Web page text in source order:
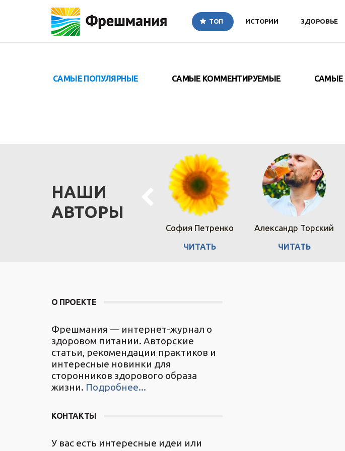
ТОП ИСТОРИИ ЗДОРОВЬЕ
САМЫЕ ПОПУЛЯРНЫЕ САМЫЕ КОММЕНТИРУЕМЫЕ САМЫЕ
НАШИ
АВТОРЫ
София Петренко
ЧИТАТЬ
Александр Торский
ЧИТАТЬ
О ПРОЕКТЕ
Фрешмания — интернет-журнал о
здоровом питании. Авторские
статьи, рекомендации практиков и
интересные новинки для
сторонников здорового образа
жизни. Подробнее...
КОНТАКТЫ
У вас есть интересные идеи или